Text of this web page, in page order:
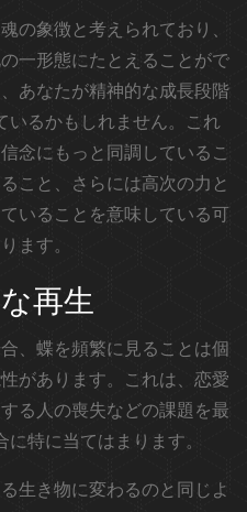
の象徴と考えられており、
一形態にたとえることがで
あなたが精神的な成長段階
いるかもしれません。これ
念にもっと同調しているこ
こと、さらには高次の力と
いることを意味している可
ます。
再生
、蝶を頻繁に見ることは個
があります。これは、恋愛
る人の喪失などの課題を最
特に当てはまります。
生き物に変わるのと同じよ